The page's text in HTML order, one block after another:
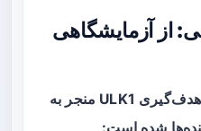
از آزمایشگاهی
در دهه‌های اخیر تلاش برای هدف‌گیری ULK1 منجر به